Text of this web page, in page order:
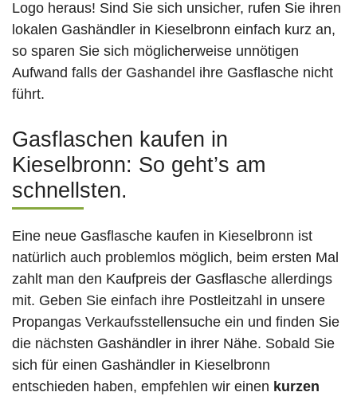
Logo heraus! Sind Sie sich unsicher, rufen Sie ihren
lokalen Gashändler in Kieselbronn einfach kurz an,
so sparen Sie sich möglicherweise unnötigen
Aufwand falls der Gashandel ihre Gasflasche nicht
führt.
Gasflaschen kaufen in
Kieselbronn: So geht’s am
schnellsten.
Eine neue Gasflasche kaufen in Kieselbronn ist
natürlich auch problemlos möglich, beim ersten Mal
zahlt man den Kaufpreis der Gasflasche allerdings
mit. Geben Sie einfach ihre Postleitzahl in unsere
Propangas Verkaufsstellensuche ein und finden Sie
die nächsten Gashändler in ihrer Nähe. Sobald Sie
sich für einen Gashändler in Kieselbronn
entschieden haben, empfehlen wir einen kurzen